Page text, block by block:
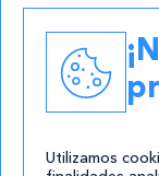
Utilizamos